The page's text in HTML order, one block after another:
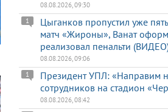
08.08.2026, 09:30
Цыганков пропустил уже
матч «Жироны», Ванат
реализовал пенальти
1
08.08.2026, 09:06
Президент УПЛ: «Направим
сотрудников на стадион
1
08.08.2026, 08:42